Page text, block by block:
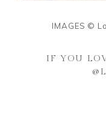
IMAGES ©
IF YOU